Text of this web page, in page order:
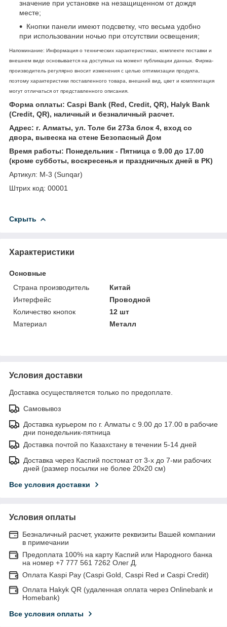
значение при установке на незащищенном от дождя
месте;
Кнопки панели имеют подсветку, что весьма удобно
при использовании ночью при отсутствии освещения;
Напоминание: Информация о технических характеристиках, комплекте поставки и
внешнем виде основывается на доступных на момент публикации данных. Фирма-
производитель регулярно вносит изменения с целью оптимизации продукта,
поэтому характеристики поставленного товара, внешний вид, цвет и комплектация
могут отличаться от представленного описания.
Форма оплаты: Caspi Bank (Red, Credit, QR), Halyk Bank
(Credit, QR), наличный и безналичный расчет.
Адрес: г. Алматы, ул. Толе би 273а блок 4, вход со
двора, вывеска на стене Безопасный Дом
Время работы: Понедельник - Пятница с 9.00 до 17.00
(кроме субботы, воскресенья и праздничных дней в РК)
Артикул: M-3 (Sunqar)
Штрих код: 00001
Скрыть
Характеристики
Основные
Страна производитель
Китай
Интерфейс
Проводной
Количество кнопок
12 шт
Материал
Металл
Условия доставки
Доставка осуществляется только по предоплате.
Самовывоз
Доставка курьером по г. Алматы с 9.00 до 17.00 в рабочие
дни понедельник-пятница
Доставка почтой по Казахстану в течении 5-14 дней
Доставка через Каспий постомат от 3-х до 7-ми рабочих
дней (размер посылки не более 20х20 см)
Все условия доставки
Условия оплаты
Безналичный расчет, укажите реквизиты Вашей компании
в примечании
Предоплата 100% на карту Каспий или Народного банка
на номер +7 777 561 7262 Олег Д.
Оплата Kaspi Pay (Caspi Gold, Caspi Red и Caspi Credit)
Оплата Hakyk QR (удаленная оплата через Onlinebank и
Homebank)
Все условия оплаты